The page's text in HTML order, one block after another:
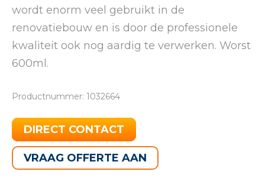
wordt enorm veel gebruikt in de
renovatiebouw en is door de professionele
kwaliteit ook nog aardig te verwerken. Worst
600ml.
Productnummer: 1032664
DIRECT CONTACT
VRAAG OFFERTE AAN